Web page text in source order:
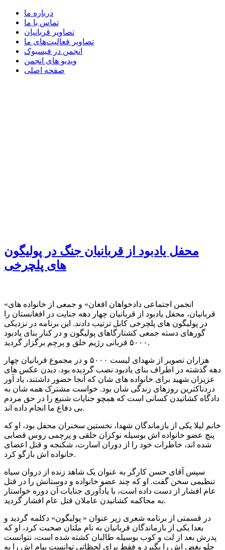
درباره ما
تماس با ما
تصاویر قربانیان
تصاویر فعالیت‌های ما
انجمن در فیسبوک
ویدیو های انجمن
صفحه اصلی
محفل یادبود از قربانیان جنگ در پولیگون
های پلچرخی
«انجمن اجتماعی دادخواهان افغان» و جمعی از خانواده های
قربانیان،‌ محفل یادبود از قربانیان چهار دهه جنایت در افغانستان را
در پولیگون های پلچرخی کابل ترتیب دادند. این برنامه در نزدیکی
گورهای دسته جمعی کشتارگاهای پولیگون و در کنار بنای یادبود
۵۰۰۰ قربانی رژیم خلق و پرچم برگزار گردید.
هزاران تصویر از شهدای لیست ۵۰۰۰ و در مجموع قربانیان چهار
دهه گذشته در اطراف بنای یادبود نصب گردیده بود. دیدن عکس های
عزیزان شهید برای خانواده های شان که آنجا حضور داشتند، یاد آور
دردناکترین روزهای زندگی شان بود. خواست مشترک همه شان به
دادگاه کشانیدن کسانی است که همچو جنایات شنیع را در حق مردم
بی دفاع ما انجام داده اند.
خانم لیلا یکی از بازماندگان شهدا، نخستین سخنران محفل بود، او که
پنچ عضو خانواده اش بوسیله نوکران خلقی و پرچمی روس قصابی
شده اند، خاطرات خود را از دوران اسارت، شکنجه و قتل اعضای
خانواده اش بازگو کرد.
سپس آقای حسن کارگر به عنوان یک شاهد زنده از دروان سیاه
تنظیمی سخن گفت. او که چند عضو خانواده و دوستانش را در قتل
عام افشار از دست داده است، با یادآوری جنایات آن دوره خواستار
به محاکمه کشانیدن عاملان قتل عام افشار گردید.
در قسمتی از برنامه شعری زیر عنوان « پولیگون» دکلمه گردید و
بعدا یکی از بازماندگان قربانیان به نام ملتان صحبت کرد، او که
پدرش بعد از لت و کوب بوسیله طالبان کشته شده است، نتوانست
جلو بغض اش را بگیرد و فقط برای لحظاتی توانست پیام اش را به